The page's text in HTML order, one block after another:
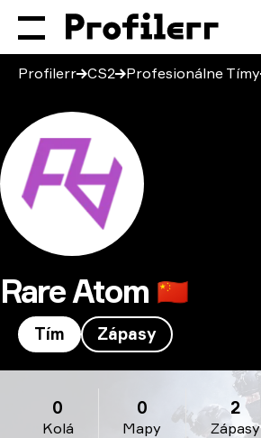
Profilerr CS2 Profesionálne Tímy
Rare Atom 🇨🇳
Tím Zápasy
Kolá
0
Mapy
0
Zápasy
2